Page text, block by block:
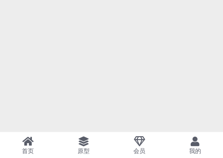
首页 原型 会员 我的